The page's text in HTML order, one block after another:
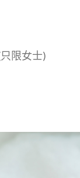
限女士)